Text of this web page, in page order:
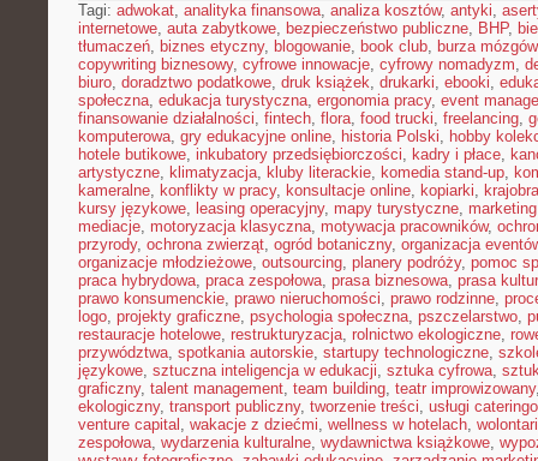
Tagi: adwokat, analityka finansowa, analiza kosztów, antyki,
internetowe, auta zabytkowe, bezpieczeństwo publiczne, BHP,
tłumaczeń, biznes etyczny, blogowanie, book club, burza mózgów
copywriting biznesowy, cyfrowe innowacje, cyfrowy nomadyzm,
biuro, doradztwo podatkowe, druk książek, drukarki, ebooki,
społeczna, edukacja turystyczna, ergonomia pracy, event
finansowanie działalności, fintech, flora, food trucki, freelancing,
komputerowa, gry edukacyjne online, historia Polski, hobby
hotele butikowe, inkubatory przedsiębiorczości, kadry i płace,
artystyczne, klimatyzacja, kluby literackie, komedia stand-up,
kameralne, konflikty w pracy, konsultacje online, kopiarki,
kursy językowe, leasing operacyjny, mapy turystyczne,
mediacje, motoryzacja klasyczna, motywacja pracowników,
przyrody, ochrona zwierząt, ogród botaniczny, organizacja
organizacje młodzieżowe, outsourcing, planery podróży, pomoc
praca hybrydowa, praca zespołowa, prasa biznesowa, prasa
prawo konsumenckie, prawo nieruchomości, prawo rodzinne,
logo, projekty graficzne, psychologia społeczna, pszczelarstwo,
restauracje hotelowe, restrukturyzacja, rolnictwo ekologiczne,
przywództwa, spotkania autorskie, startupy technologiczne,
językowe, sztuczna inteligencja w edukacji, sztuka cyfrowa,
graficzny, talent management, team building, teatr improwizowany
ekologiczny, transport publiczny, tworzenie treści, usługi
venture capital , wakacje z dziećmi, wellness w hotelach,
zespołowa, wydarzenia kulturalne, wydawnictwa książkowe,